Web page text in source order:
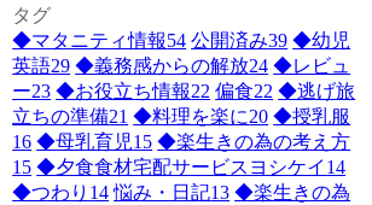
タグ
◆マタニティ情報54 公開済み39 ◆幼児
英語29 ◆義務感からの解放24 ◆レビュ
ー23 ◆お役立ち情報22 偏食22 ◆逃げ旅
立ちの準備21 ◆料理を楽に20 ◆授乳服
16 ◆母乳育児15 ◆楽生きの為の考え方
15 ◆夕食食材宅配サービスヨシケイ 14
◆つわり 14 悩み・日記13 ◆楽生きの為